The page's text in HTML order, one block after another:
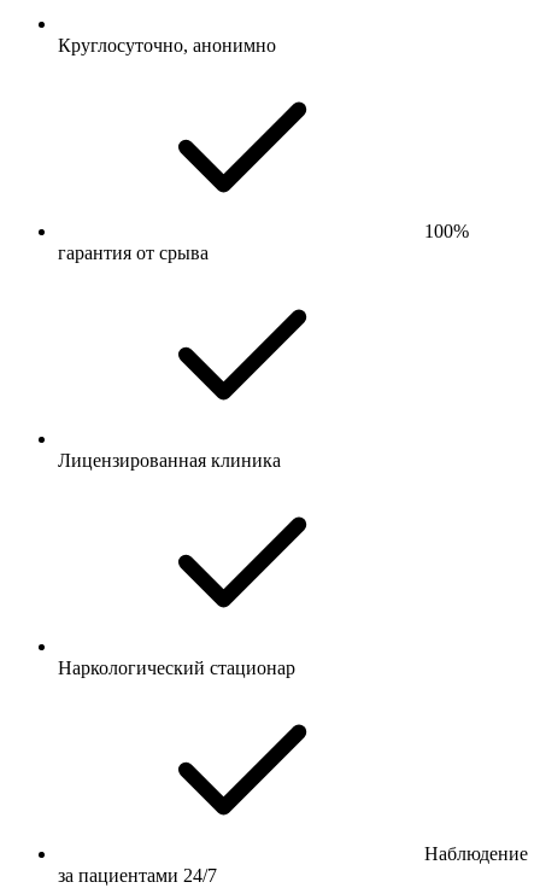
Круглосуточно, анонимно
100%
гарантия от срыва
Лицензированная клиника
Наркологический стационар
Наблюдение
за пациентами 24/7